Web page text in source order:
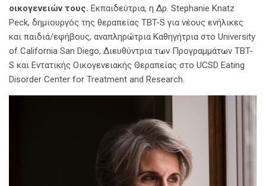
οικογενειών τους. Εκπαιδεύτρια, η Δρ. Stephanie Knatz
Peck, δημιουργός της θεραπείας TBT-S για νέους ενήλικες
και παιδιά/εφήβους, αναπληρώτρια Καθηγήτρια στο University
of California San Diego, Διευθύντρια των Προγραμμάτων TBT-
S και Εντατικής Οικογενειακής Θεραπείας στο UCSD Eating
Disorder Center for Treatment and Research.